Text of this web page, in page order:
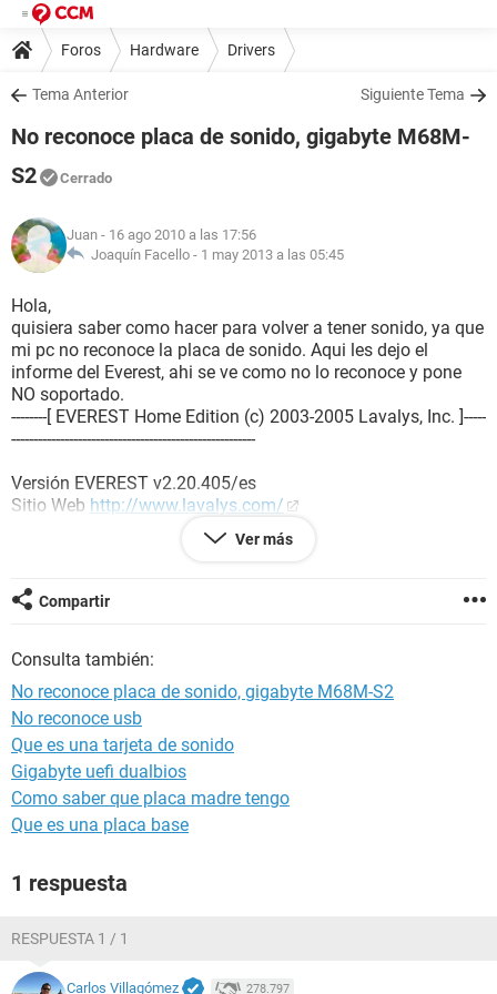
Foros Hardware Drivers
Tema Anterior Siguiente Tema
No reconoce placa de sonido, gigabyte M68M-
S2
Cerrado
Juan - 16 ago 2010 a las 17:56
Joaquín Facello - 1 may 2013 a las 05:45
Hola,
quisiera saber como hacer para volver a tener sonido, ya que
mi pc no reconoce la placa de sonido. Aqui les dejo el
informe del Everest, ahi se ve como no lo reconoce y pone
NO soportado.
--------[ EVEREST Home Edition (c) 2003-2005 Lavalys, Inc. ]-----
-------------------------------------------------------
Versión EVEREST v2.20.405/es
Sitio Web http://www.lavalys.com/
Tipo de informe Asistente de informes
Sistema operativo Microsoft Windows XP Professional
5.1.2600 (WinXP Retail)
Hora 12:44
--------[ Resumen ]------------------------------------------------------------------------------
-----------------------
Ordenador:
Sistema operativo Microsoft Windows XP Professional
Service Pack del Sistema Operativo Service Pack 3
Nombre del sistema PC
Placa base:
Tipo de procesador Unknown, 2700 MHz
Ver más
Compartir
Consulta también:
No reconoce placa de sonido, gigabyte M68M-S2
No reconoce usb
Que es una tarjeta de sonido
Gigabyte uefi dualbios
Como saber que placa madre tengo
Que es una placa base
1 respuesta
RESPUESTA 1 / 1
Carlos Villagómez 278.797